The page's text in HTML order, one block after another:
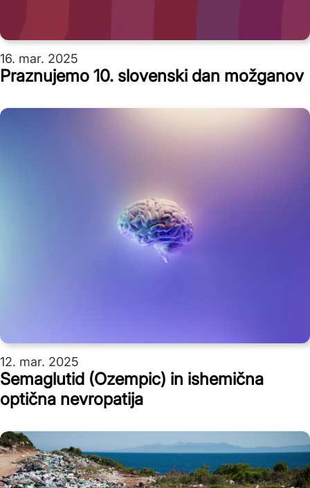
16. mar. 2025
Praznujemo 10. slovenski dan možganov
12. mar. 2025
Semaglutid (Ozempic) in ishemična
optična nevropatija